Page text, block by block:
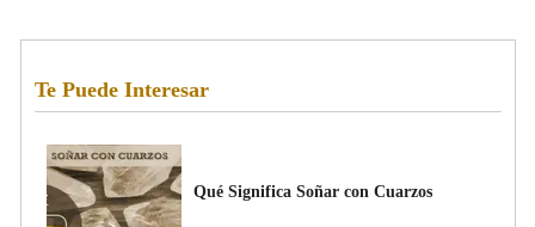
Te Puede Interesar
Qué Significa Soñar con Cuarzos